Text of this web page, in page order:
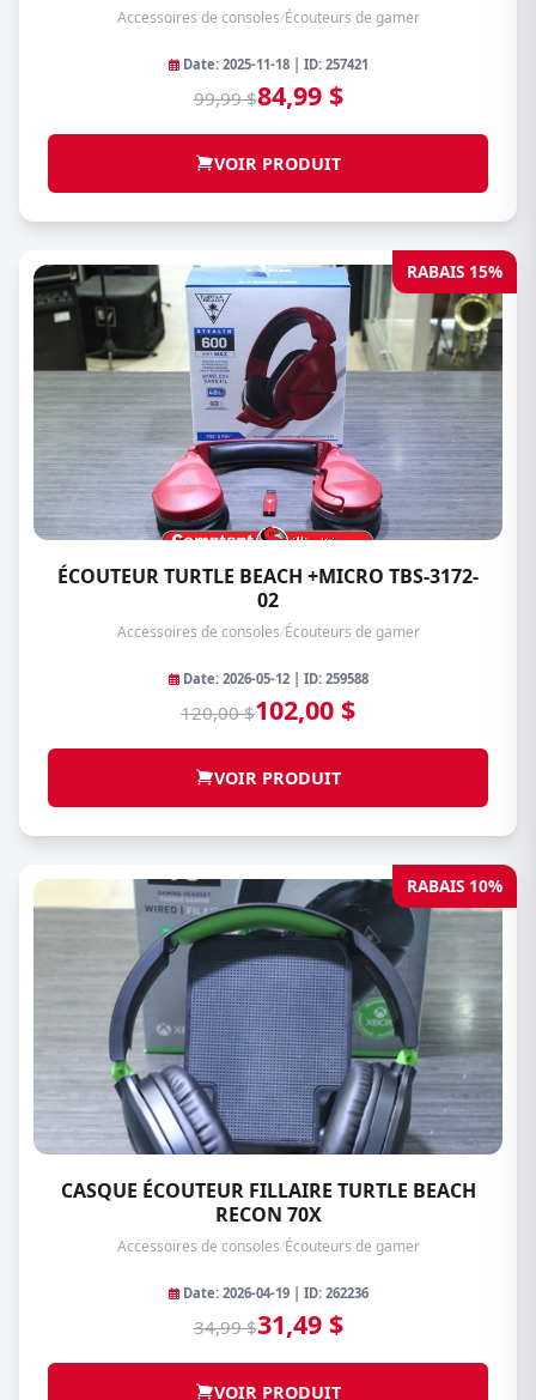
Accessoires de consoles/Écouteurs de gamer
Date: 2025-11-18 | ID: 257421
99,99 $84,99 $
VOIR PRODUIT
RABAIS 15%
ÉCOUTEUR TURTLE BEACH +MICRO TBS-3172-
02
Accessoires de consoles/Écouteurs de gamer
Date: 2026-05-12 | ID: 259588
120,00 $102,00 $
VOIR PRODUIT
RABAIS 10%
CASQUE ÉCOUTEUR FILLAIRE TURTLE BEACH
RECON 70X
Accessoires de consoles/Écouteurs de gamer
Date: 2026-04-19 | ID: 262236
34,99 $31,49 $
VOIR PRODUIT